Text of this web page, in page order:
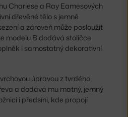
Charlese a Ray Eamesových
dřevěné tělo s jemně
a zároveň může posloužit
modelu B dodává stoličce
i samostatný dekorativní
úpravou z tvrdého
a dodává mu matný, jemný
i předsíni, kde propojí